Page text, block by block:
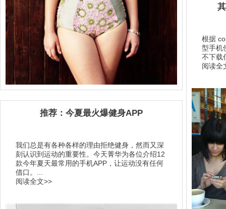
根据
型手机
不下载
阅读全
推荐：今夏最火爆健身APP
我们总是有各种各样的理由拒绝健身，然而又深
刻认识到运动的重要性。今天菁华为各位介绍12
款今年夏天最常用的手机APP，让运动没有任何
借口。...
阅读全文>>